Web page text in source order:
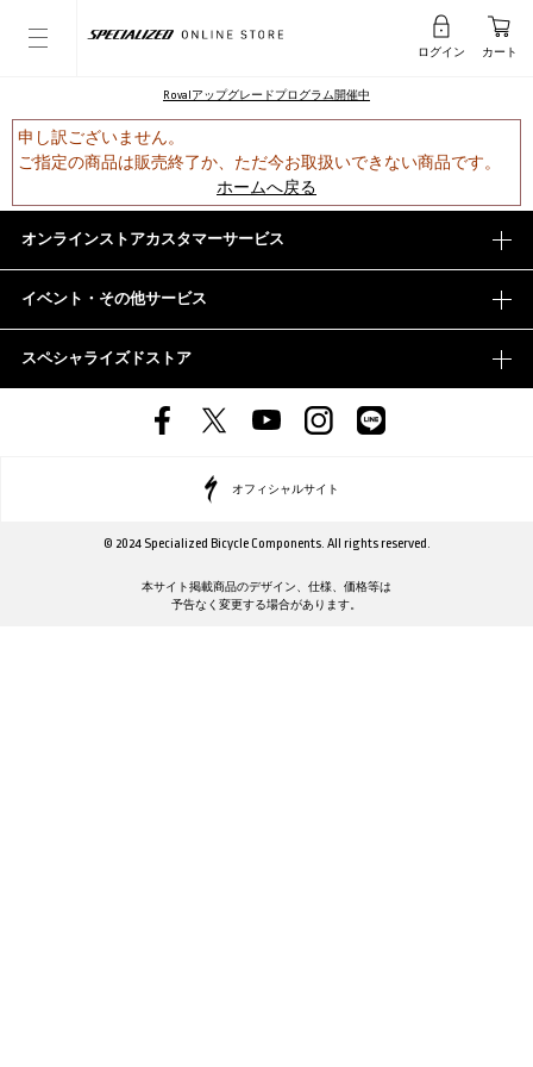
ログイン カート
Rovalアップグレードプログラム開催中
申し訳ございません。
ご指定の商品は販売終了か、ただ今お取扱いできない商品です。
ホームへ戻る
オンラインストアカスタマーサービス
イベント・その他サービス
スペシャライズドストア
オフィシャルサイト
© 2024 Specialized Bicycle Components. All rights reserved.
本サイト掲載商品のデザイン、仕様、価格等は
予告なく変更する場合があります。